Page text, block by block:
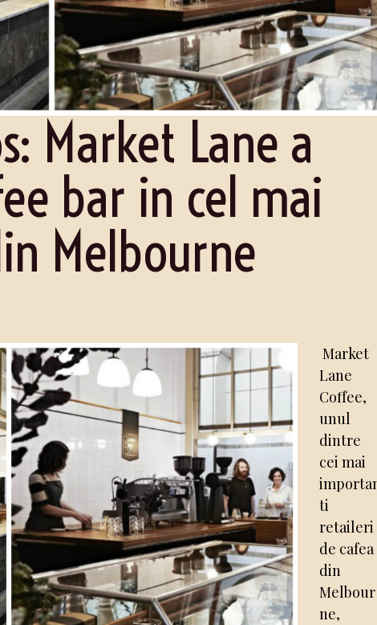
Market Lane a
bar in cel mai
Melbourne
Market
Lane
Coffee,
unul
dintre
cei mai
ti
retaileri
de cafea
din
Melbour
ne,